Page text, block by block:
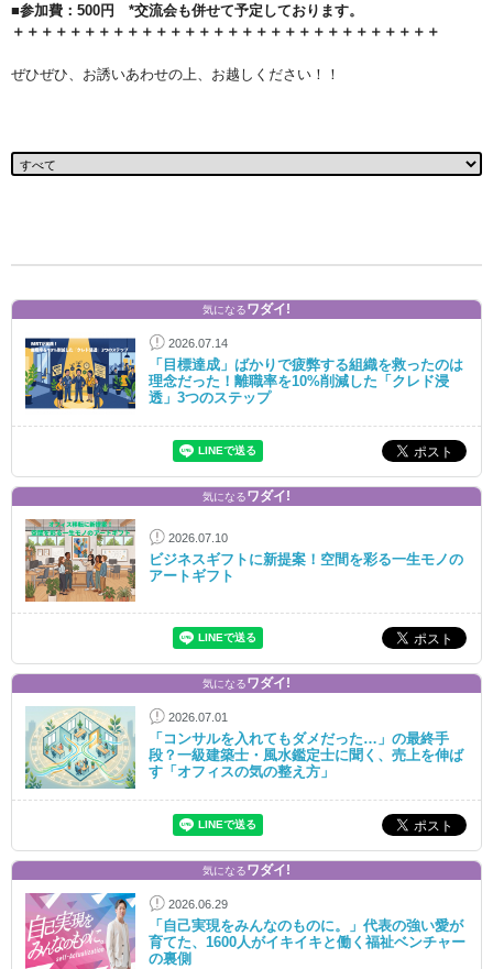
■参加費：500円 *交流会も併せて予定しております。
＋＋＋＋＋＋＋＋＋＋＋＋＋＋＋＋＋＋＋＋＋＋＋＋＋＋＋＋＋＋
ぜひぜひ、お誘いあわせの上、お越しください！！
気になるワダイ!
2026.07.14
「目標達成」ばかりで疲弊する組織を救ったのは
理念だった！離職率を10%削減した「クレド浸
透」3つのステップ
気になるワダイ!
2026.07.10
ビジネスギフトに新提案！空間を彩る一生モノの
アートギフト
気になるワダイ!
2026.07.01
「コンサルを入れてもダメだった…」の最終手
段？一級建築士・風水鑑定士に聞く、売上を伸ば
す「オフィスの気の整え方」
気になるワダイ!
2026.06.29
「自己実現をみんなのものに。」代表の強い愛が
育てた、1600人がイキイキと働く福祉ベンチャー
の裏側